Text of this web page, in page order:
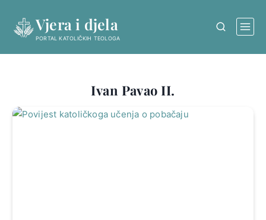
content
Vjera i djela
PORTAL KATOLIČKIH TEOLOGA
Ivan Pavao II.